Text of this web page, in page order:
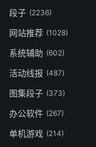
段子 (2236)
网站推荐 (1028)
系统辅助 (602)
活动线报 (487)
图集段子 (373)
办公软件 (267)
单机游戏 (214)